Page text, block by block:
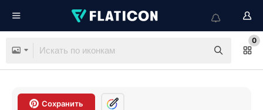
0
Сохранить